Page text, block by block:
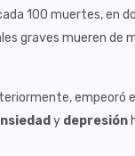
100 muertes, en
graves mueren de
empeoró
y depresión